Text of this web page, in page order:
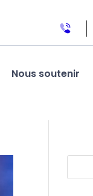
Nous soutenir